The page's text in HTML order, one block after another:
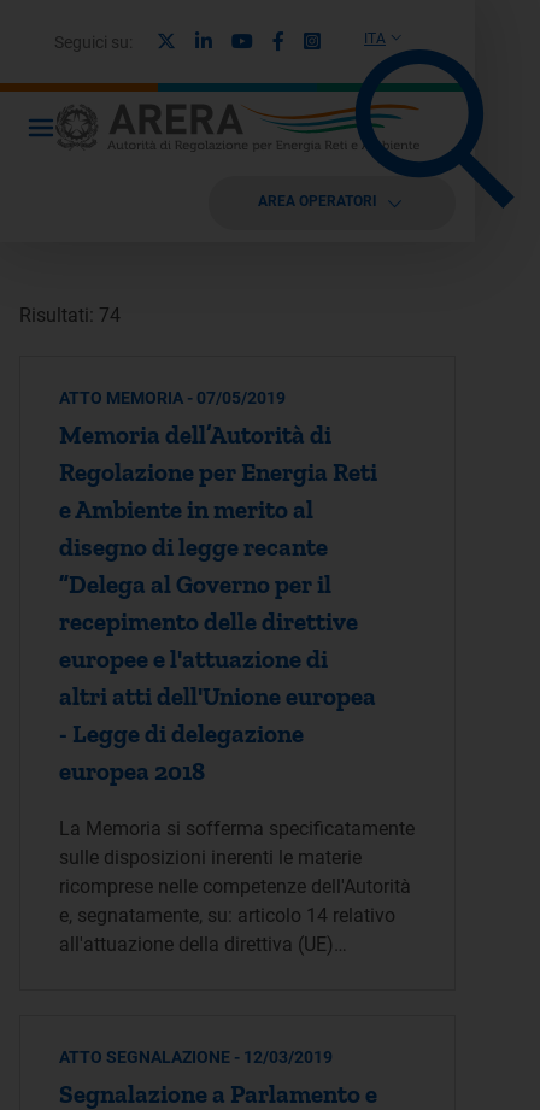
ITA
Seguici su: LinkedinYoutubeFacebook
Instagram
AREA OPERATORI
Risultati: 74
ATTO MEMORIA - 07/05/2019
Memoria dell’Autorità di
Regolazione per Energia Reti
e Ambiente in merito al
disegno di legge recante
”Delega al Governo per il
recepimento delle direttive
europee e l'attuazione di
altri atti dell'Unione europea
- Legge di delegazione
europea 2018
La Memoria si sofferma specificatamente
sulle disposizioni inerenti le materie
ricomprese nelle competenze dell'Autorità
e, segnatamente, su: articolo 14 relativo
all'attuazione della direttiva (UE)…
ATTO SEGNALAZIONE - 12/03/2019
Segnalazione a Parlamento e